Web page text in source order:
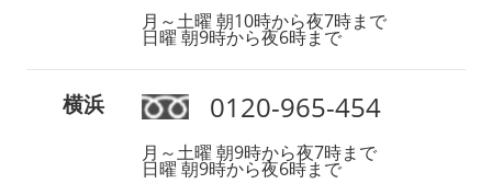
月～土曜 朝10時から夜7時まで
日曜 朝9時から夜6時まで
横浜 0120-965-454
月～土曜 朝9時から夜7時まで
日曜 朝9時から夜6時まで